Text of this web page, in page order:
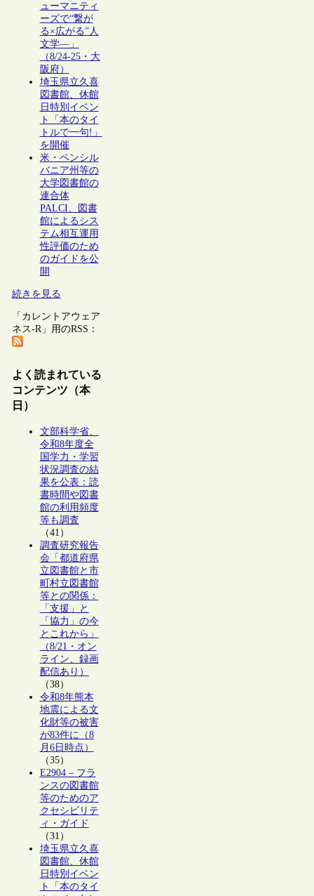
ューマニティ
ーズで“繋が
る×広がる”人
文学―」
（8/24-25・大
阪府）
埼玉県立久喜
図書館、休館
日特別イベン
ト「本のタイ
トルで一句!」
を開催
米・ペンシル
バニア州等の
大学図書館の
連合体
PALCI、図書
館によるシス
テム相互運用
性評価のため
のガイドを公
開
続きを見る
「カレントアウェア
ネス-R」用のRSS：
よく読まれている
コンテンツ（本
日）
文部科学省、
令和8年度全
国学力・学習
状況調査の結
果を公表：読
書時間や図書
館の利用頻度
等も調査
（41）
調査研究報告
会「都道府県
立図書館と市
町村立図書館
等との関係：
「支援」と
「協力」の今
とこれから」
（8/21・オン
ライン、録画
配信あり）
（38）
令和8年熊本
地震による文
化財等の被害
が83件に（8
月6日時点）
（35）
E2904 – フラ
ンスの図書館
等のためのア
クセシビリテ
ィ・ガイド
（31）
埼玉県立久喜
図書館、休館
日特別イベン
ト「本のタイ